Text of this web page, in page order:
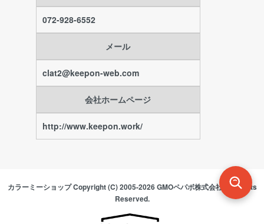
072-928-6552
メール
clat2@keepon-web.com
会社ホームページ
http://www.keepon.work/
カラーミーショップCopyright (C) 2005-2026GMOペパボ株式会社
All Rights
Reserved.